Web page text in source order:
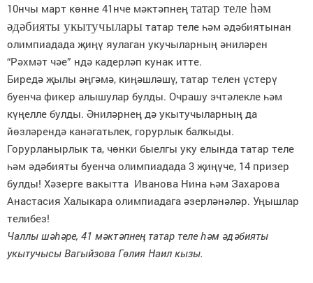
10нчы март көнне 41нче мәктәпнең татар теле һәм
әдәбияты укытучылары татар теле һәм әдәбиятынан
олимпиадада җиңү яулаган укучыларның әниләрен
“Рәхмәт чәе” ндә кадерләп кунак итте.
Биредә җылы әңгәмә, киңәшләшү, татар телен үстерү
буенча фикер алышулар булды. Очрашу эчтәлекле һәм
күңелле булды. Әниләрнең дә укытучыларның да
йөзләрендә канәгатьлек, горурлык балкыды.
Горурланырлык та, чөнки быелгы уку елында татар теле
һәм әдәбияты буенча олимпиадада 3 җиңүче, 14 призер
булды! Хәзерге вакытта Иванова Нина һәм Захарова
Анастасия Халыкара олимпиадага әзерләнәләр. Уңышлар
телибез!
Чаллы шәһәре, 41 мәктәпнең татар теле һәм әдәбияты
укытучысы Вагыйзова Гөлия Наил кызы.